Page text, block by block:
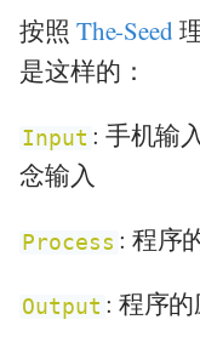
按照 The-Seed
是这样的：
Input : 手机输
念输入
Process : 程序
Output : 程序